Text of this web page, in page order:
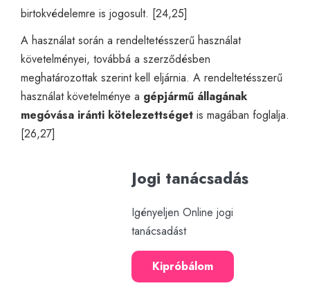
birtokvédelemre is jogosult. [24,25]
A használat során a rendeltetésszerű használat
követelményei, továbbá a szerződésben
meghatározottak szerint kell eljárnia. A rendeltetésszerű
használat követelménye a gépjármű állagának
megóvása iránti kötelezettséget is magában foglalja.
[26,27]
Jogi tanácsadás
Igényeljen Online jogi
tanácsadást
Kipróbálom